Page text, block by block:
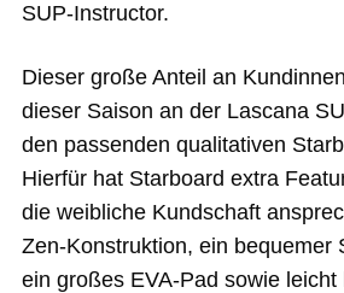
SUP-Instructor.
Dieser große Anteil an
dieser Saison an der Lascana
den passenden qualitativen
Hierfür hat Starboard extra
die weibliche Kundschaft
Zen-Konstruktion, ein bequemer
ein großes EVA-Pad sowie